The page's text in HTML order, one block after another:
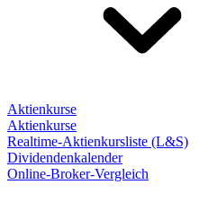
Aktienkurse
Aktienkurse
Realtime-Aktienkursliste (L&S)
Dividendenkalender
Online-Broker-Vergleich